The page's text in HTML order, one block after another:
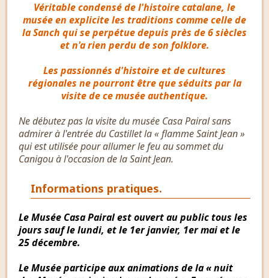
Véritable condensé de l'histoire catalane, le
musée en explicite les traditions comme celle de
la Sanch qui se perpétue depuis près de 6 siècles
et n'a rien perdu de son folklore.
Les passionnés d'histoire et de cultures
régionales ne pourront être que séduits par la
visite de ce musée authentique.
Ne débutez pas la visite du musée Casa Pairal sans
admirer à l'entrée du Castillet la « flamme Saint Jean »
qui est utilisée pour allumer le feu au sommet du
Canigou à l'occasion de la Saint Jean.
Informations pratiques.
Le Musée Casa Pairal est ouvert au public tous les
jours sauf le lundi, et le 1er janvier, 1er mai et le
25 décembre.
Le Musée participe aux animations de la « nuit